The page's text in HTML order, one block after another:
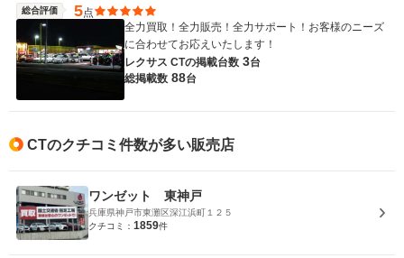
総合評価 5点
全力買取！全力販売！全力サポート！お客様のニーズ
に合わせてお応えいたします！
レクサス CTの掲載台数 3台
総掲載数 88台
CTのクチコミ件数が多い販売店
ワンゼット 東神戸
兵庫県神戸市東灘区深江浜町１２５
クチコミ： 1859件